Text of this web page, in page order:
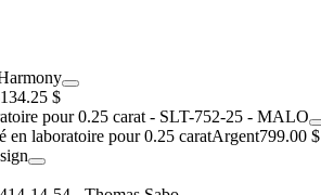
134.25 $
laboratoire pour 0.25 caratArgent799.00 $